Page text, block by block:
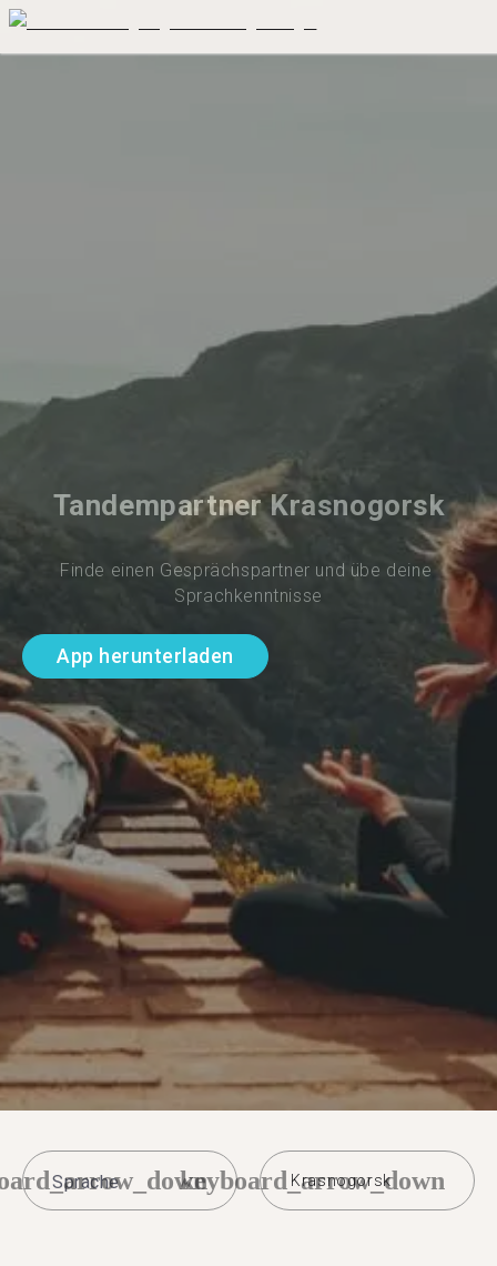
Tandempartner Krasnogorsk
Finde einen Gesprächspartner und übe deine
Sprachkenntnisse
App herunterladen
Krasnogorsk
keyboard_arrow_down